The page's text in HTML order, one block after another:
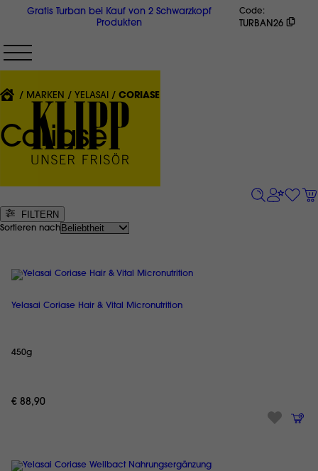
Gratis Turban bei Kauf von 2 Schwarzkopf
Produkten
Code
TURBAN26
MARKEN YELASAI {'CURRENT'|T}:
CORIASE
Coriase
FILTERN
Sortieren nach
Yelasai Coriase Hair & Vital Micronutrition
450g
€ 88,90